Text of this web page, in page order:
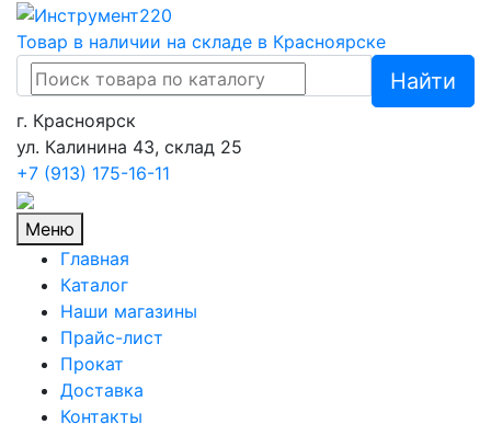
Товар в наличии на складе в Красноярске
Найти
г. Красноярск
ул. Калинина 43, склад 25
+7 (913) 175-16-11
Меню
Главная
Каталог
Наши магазины
Прайс-лист
Прокат
Доставка
Контакты